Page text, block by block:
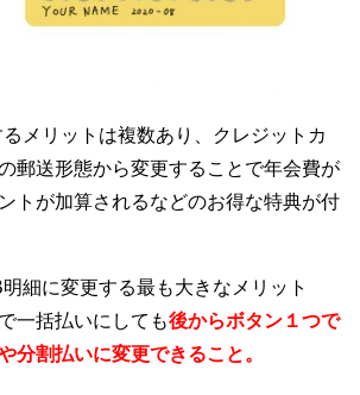
メリットは複数あり、クレジットカ
郵送形態から変更することで年会費が
トが加算されるなどのお得な特典が付
細に変更する最も大きなメリット
一括払いにしても後からボタン１つで
分割払いに変更できること。